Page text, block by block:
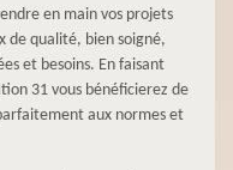
en main vos projets
de qualité, bien soigné,
et besoins. En faisant
31 vous bénéficierez de
aux normes et